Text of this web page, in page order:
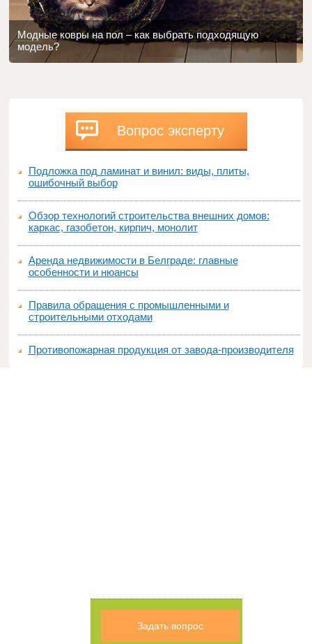
Модные ковры на пол – как выбрать подходящую
модель?
Вопрос эксперту
Подложка под ламинат и винил: виды, плиты,
ошибочный выбор
Обзор технологий строительства внешних домов:
каркас, газобетон, кирпич, монолит
Аренда недвижимости в Белграде: главные
особенности и нюансы
Правила обращения с промышленными и
строительными отходами
Противопожарная продукция от завода-производителя
Задать вопрос